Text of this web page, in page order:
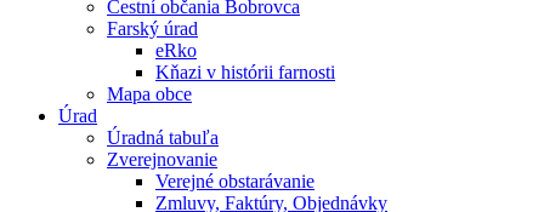
Čestní občania Bobrovca
Farský úrad
eRko
Kňazi v histórii farnosti
Mapa obce
Úrad
Úradná tabuľa
Zverejnovanie
Verejné obstarávanie
Zmluvy, Faktúry, Objednávky